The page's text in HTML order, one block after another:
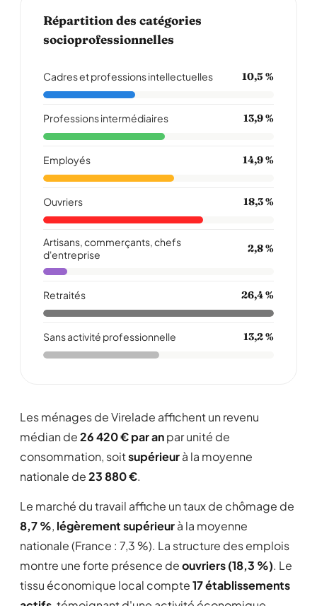
Répartition des catégories
socioprofessionnelles
Cadres et professions intellectuelles 10,5 %
Professions intermédiaires 13,9 %
Employés 14,9 %
Ouvriers 18,3 %
Artisans, commerçants, chefs
d'entreprise
2,8 %
Retraités 26,4 %
Sans activité professionnelle 13,2 %
Les ménages de Virelade affichent un revenu
médian de26 420 € par anpar unité de
consommation, soitsupérieurà la moyenne
nationale de23 880 €.
Le marché du travail affiche un taux de chômage de
8,7 %, légèrement supérieurà la moyenne
nationale (France : 7,3 %). La structure des emplois
montre une forte présence deouvriers (18,3 %). Le
tissu économique local compte17 établissements